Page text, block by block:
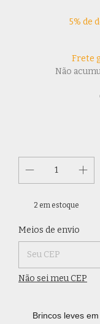
5% de
Frete
Não
2 em estoque
Entregas para o CEP:
Meios de envio
Não sei meu CEP
Brincos leves